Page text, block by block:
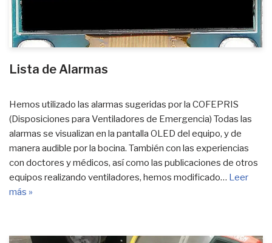
Lista de Alarmas
Hemos utilizado las alarmas sugeridas por la COFEPRIS
(Disposiciones para Ventiladores de Emergencia) Todas las
alarmas se visualizan en la pantalla OLED del equipo, y de
manera audible por la bocina. También con las experiencias
con doctores y médicos, así como las publicaciones de otros
equipos realizando ventiladores, hemos modificado… Leer
más »